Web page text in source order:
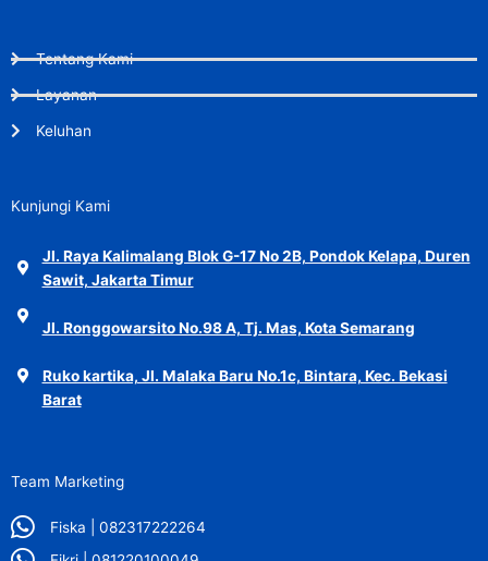
Tentang Kami
Layanan
Keluhan
Kunjungi Kami
Jl. Raya Kalimalang Blok G-17 No 2B, Pondok Kelapa, Duren
Sawit, Jakarta Timur
Jl. Ronggowarsito No.98 A, Tj. Mas, Kota Semarang
Ruko kartika, Jl. Malaka Baru No.1c, Bintara, Kec. Bekasi
Barat
Team Marketing
Fiska | 082317222264